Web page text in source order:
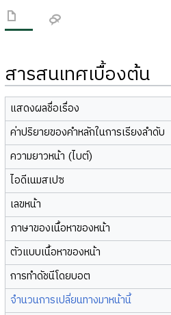
สารสนเทศเบื้องต้น
แสดงผลชื่อเรื่อง
ค่าปริยายของคำหลักในการเรียงลำดับ
ความยาวหน้า (ไบต์)
ไอดีเนมสเปซ
เลขหน้า
ภาษาของเนื้อหาของหน้า
ตัวแบบเนื้อหาของหน้า
การทำดัชนีโดยบอต
จำนวนการเปลี่ยนทางมาหน้านี้